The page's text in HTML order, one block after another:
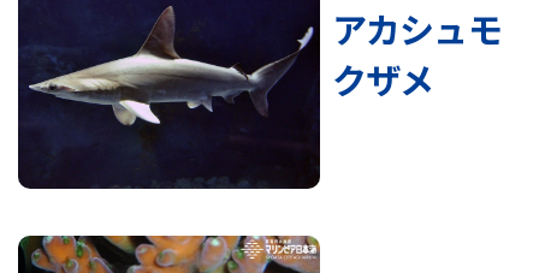
アカシュモ
クザメ